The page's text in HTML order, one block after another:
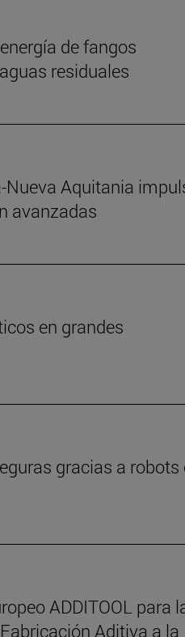
de fangos
residuales
Nueva Aquitania
avanzadas
en grandes
gracias a robots
ADDITOOL para
Aditiva a la